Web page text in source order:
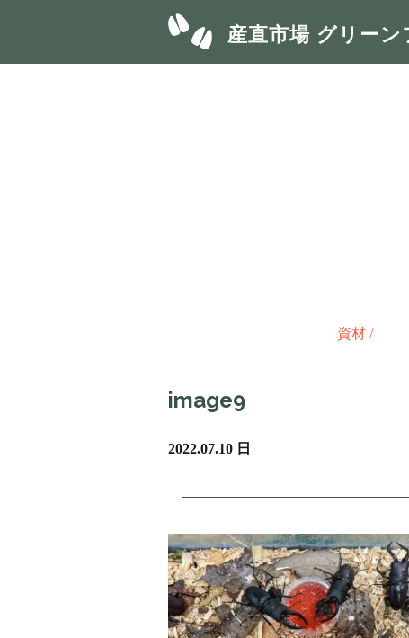
産直市場 グリーン
資材 /
image9
2022.07.10 日